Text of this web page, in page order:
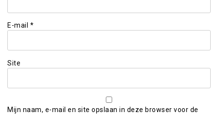
E-mail *
Site
Mijn naam, e-mail en site opslaan in deze browser voor de